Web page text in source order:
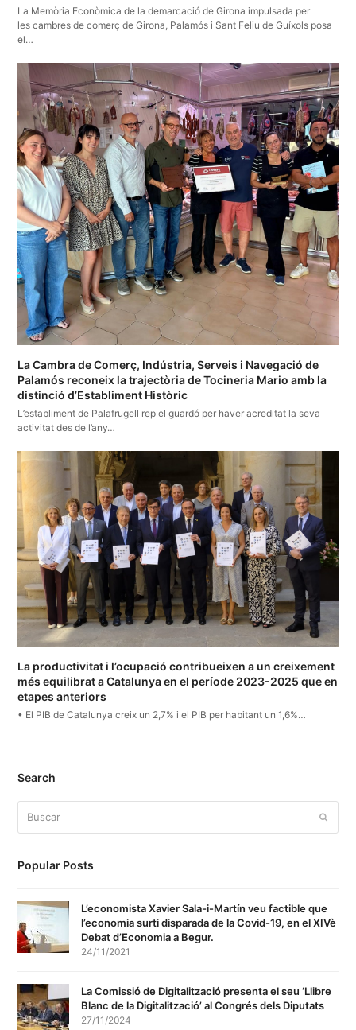
La Memòria Econòmica de la demarcació de Girona impulsada per
les cambres de comerç de Girona, Palamós i Sant Feliu de Guíxols posa
el…
La Cambra de Comerç, Indústria, Serveis i Navegació de
Palamós reconeix la trajectòria de Tocineria Mario amb la
distinció d’Establiment Històric
L’establiment de Palafrugell rep el guardó per haver acreditat la seva
activitat des de l’any…
La productivitat i l’ocupació contribueixen a un creixement
més equilibrat a Catalunya en el període 2023-2025 que en
etapes anteriors
• El PIB de Catalunya creix un 2,7% i el PIB per habitant un 1,6%…
Search
Popular Posts
L’economista Xavier Sala-i-Martín veu factible que
l’economia surti disparada de la Covid-19, en el XIVè
Debat d’Economia a Begur.
24/11/2021
La Comissió de Digitalització presenta el seu ‘Llibre
Blanc de la Digitalització’ al Congrés dels Diputats
27/11/2024